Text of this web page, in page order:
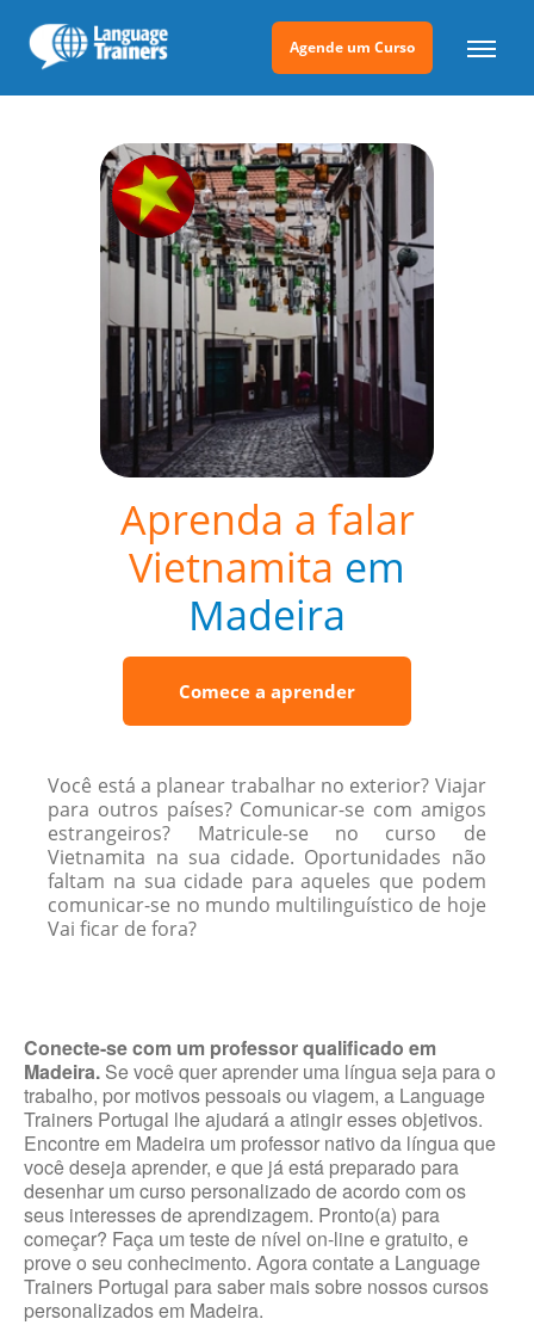
Agende um Curso
Aprenda a falar
Vietnamita em
Madeira
Comece a aprender
Você está a planear trabalhar no exterior? Viajar
para outros países? Comunicar-se com amigos
estrangeiros? Matricule-se no curso de
Vietnamita na sua cidade. Oportunidades não
faltam na sua cidade para aqueles que podem
comunicar-se no mundo multilinguístico de hoje
Vai ficar de fora?
Conecte-se com um professor qualificado em
Madeira. Se você quer aprender uma língua seja para o
trabalho, por motivos pessoais ou viagem, a Language
Trainers Portugal lhe ajudará a atingir esses objetivos.
Encontre em Madeira um professor nativo da língua que
você deseja aprender, e que já está preparado para
desenhar um curso personalizado de acordo com os
seus interesses de aprendizagem. Pronto(a) para
começar? Faça um teste de nível on-line e gratuito, e
prove o seu conhecimento. Agora contate a Language
Trainers Portugal para saber mais sobre nossos cursos
personalizados em Madeira.